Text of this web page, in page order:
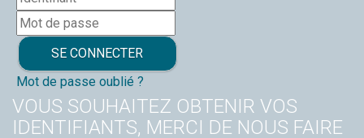
Mot de passe oublié ?
VOUS SOUHAITEZ OBTENIR VOS
IDENTIFIANTS, MERCI DE NOUS FAIRE